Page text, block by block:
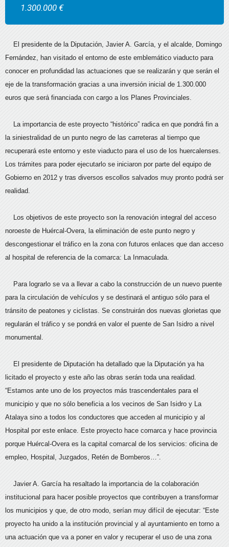
1.300.000 €
El presidente de la Diputación, Javier A. García, y el alcalde, Domingo
Fernández, han visitado el entorno de este emblemático viaducto para
conocer en profundidad las actuaciones que se realizarán y que serán el
eje de la transformación gracias a una inversión inicial de 1.300.000
euros que será financiada con cargo a los Planes Provinciales.
La importancia de este proyecto “histórico” radica en que pondrá fin a
la siniestralidad de un punto negro de las carreteras al tiempo que
recuperará este entorno y este viaducto para el uso de los huercalenses.
Los trámites para poder ejecutarlo se iniciaron por parte del equipo de
Gobierno en 2012 y tras diversos escollos salvados muy pronto podrá ser
realidad.
Los objetivos de este proyecto son la renovación integral del acceso
noroeste de Huércal-Overa, la eliminación de este punto negro y
descongestionar el tráfico en la zona con futuros enlaces que dan acceso
al hospital de referencia de la comarca: La Inmaculada.
Para lograrlo se va a llevar a cabo la construcción de un nuevo puente
para la circulación de vehículos y se destinará el antiguo sólo para el
tránsito de peatones y ciclistas. Se construirán dos nuevas glorietas que
regularán el tráfico y se pondrá en valor el puente de San Isidro a nivel
monumental.
El presidente de Diputación ha detallado que la Diputación ya ha
licitado el proyecto y este año las obras serán toda una realidad.
“Estamos ante uno de los proyectos más trascendentales para el
municipio y que no sólo beneficia a los vecinos de San Isidro y La
Atalaya sino a todos los conductores que acceden al municipio y al
Hospital por este enlace. Este proyecto hace comarca y hace provincia
porque Huércal-Overa es la capital comarcal de los servicios: oficina de
empleo, Hospital, Juzgados, Retén de Bomberos…”.
Javier A. García ha resaltado la importancia de la colaboración
institucional para hacer posible proyectos que contribuyen a transformar
los municipios y que, de otro modo, serían muy difícil de ejecutar: “Este
proyecto ha unido a la institución provincial y al ayuntamiento en torno a
una actuación que va a poner en valor y recuperar el uso de una zona